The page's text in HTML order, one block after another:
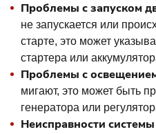
Проблемы с запуском
не запускается или
старте, это может
стартера или
Проблемы с
мигают, это может быть
генератора или
Неисправности